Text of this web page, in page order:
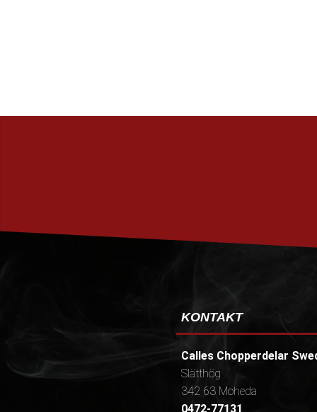
KONTAKT
Calles Chopperdelar
Slätthög
342 63 Moheda
0472-77131